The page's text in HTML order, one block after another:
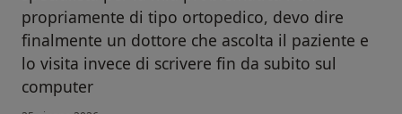
propriamente di tipo ortopedico, devo dire
finalmente un dottore che ascolta il paziente e
lo visita invece di scrivere fin da subito sul
computer